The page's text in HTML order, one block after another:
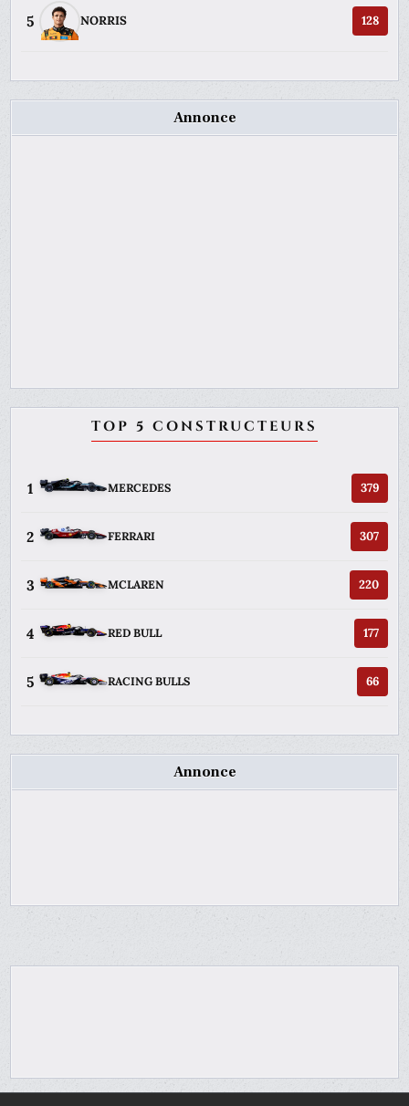
5 NORRIS 128
Annonce
TOP 5 CONSTRUCTEURS
1 MERCEDES 379
2 FERRARI 307
3 MCLAREN 220
4 RED BULL 177
5 RACING BULLS 66
Annonce